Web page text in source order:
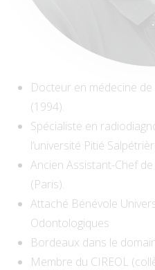
Docteur en médecine
(1994).
Spécialiste en
l’université Pitié
Ancien Assistant-Chef
(Paris).
Attaché Bénévole
Odontologiques
Bordeaux dans le
Membre du CIREOL